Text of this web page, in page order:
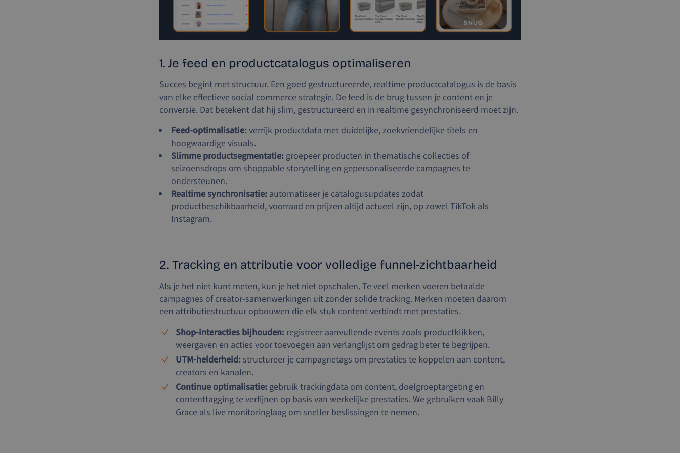
1. Je feed en productcatalogus optimaliseren
Succes begint met structuur. Een goed gestructureerde, realtime productcatalogus is de basis
van elke effectieve social commerce strategie. De feed is de brug tussen je content en je
conversie. Dat betekent dat hij slim, gestructureerd en in realtime gesynchroniseerd moet zijn.
Feed-optimalisatie:verrijk productdata met duidelijke, zoekvriendelijke titels en
hoogwaardige visuals.
Slimme productsegmentatie: groepeer producten in thematische collecties of
seizoensdrops om shoppable storytelling en gepersonaliseerde campagnes te
ondersteunen.
Realtime synchronisatie:automatiseer je catalogusupdates zodat
productbeschikbaarheid, voorraad en prijzen altijd actueel zijn, op zowel TikTok als
Instagram.
2. Tracking en attributie voor volledige funnel-zichtbaarheid
Als je het niet kunt meten, kun je het niet opschalen. Te veel merken voeren betaalde
campagnes of creator-samenwerkingen uit zonder solide tracking. Merken moeten daarom
een attributiestructuur opbouwen die elk stuk content verbindt met prestaties.
Shop-interacties bijhouden:registreer aanvullende events zoals productklikken,
weergaven en acties voor toevoegen aan verlanglijst om gedrag beter te begrijpen.
UTM-helderheid:structureer je campagnetags om prestaties te koppelen aan content,
creators en kanalen.
Continue optimalisatie:gebruik trackingdata om content, doelgroeptargeting en
contenttagging te verfijnen op basis van werkelijke prestaties. We gebruiken vaak Billy
Grace als live monitoringlaag om sneller beslissingen te nemen.